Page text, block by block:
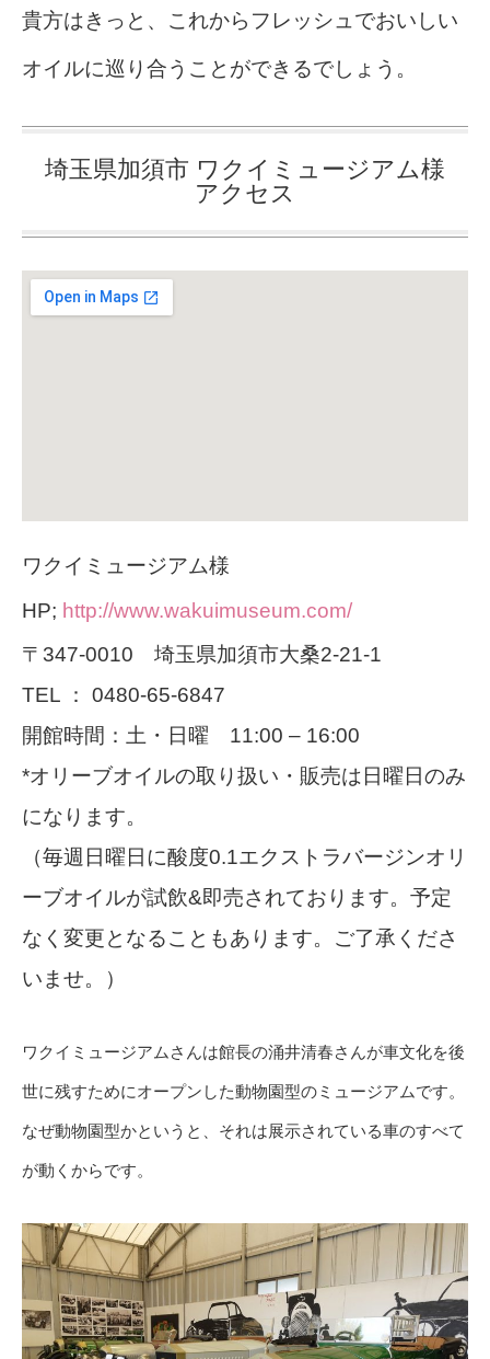
貴方はきっと、これからフレッシュでおいしい
オイルに巡り合うことができるでしょう。
埼玉県加須市 ワクイミュージアム様
アクセス
ワクイミュージアム様
HP; http://www.wakuimuseum.com/
〒347-0010 埼玉県加須市大桑2-21-1
TEL ： 0480-65-6847
開館時間：土・日曜 11:00 – 16:00
*オリーブオイルの取り扱い・販売は日曜日のみ
になります。
（毎週日曜日に酸度0.1エクストラバージンオリ
ーブオイルが試飲&即売されております。予定
なく変更となることもあります。ご了承くださ
いませ。）
ワクイミュージアムさんは館長の涌井清春さんが車文化を後
世に残すためにオープンした動物園型のミュージアムです。
なぜ動物園型かというと、それは展示されている車のすべて
が動くからです。